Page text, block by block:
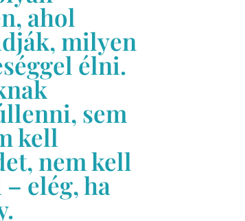
ahol
milyen
élni.
sem
kell
nem kell
elég, ha